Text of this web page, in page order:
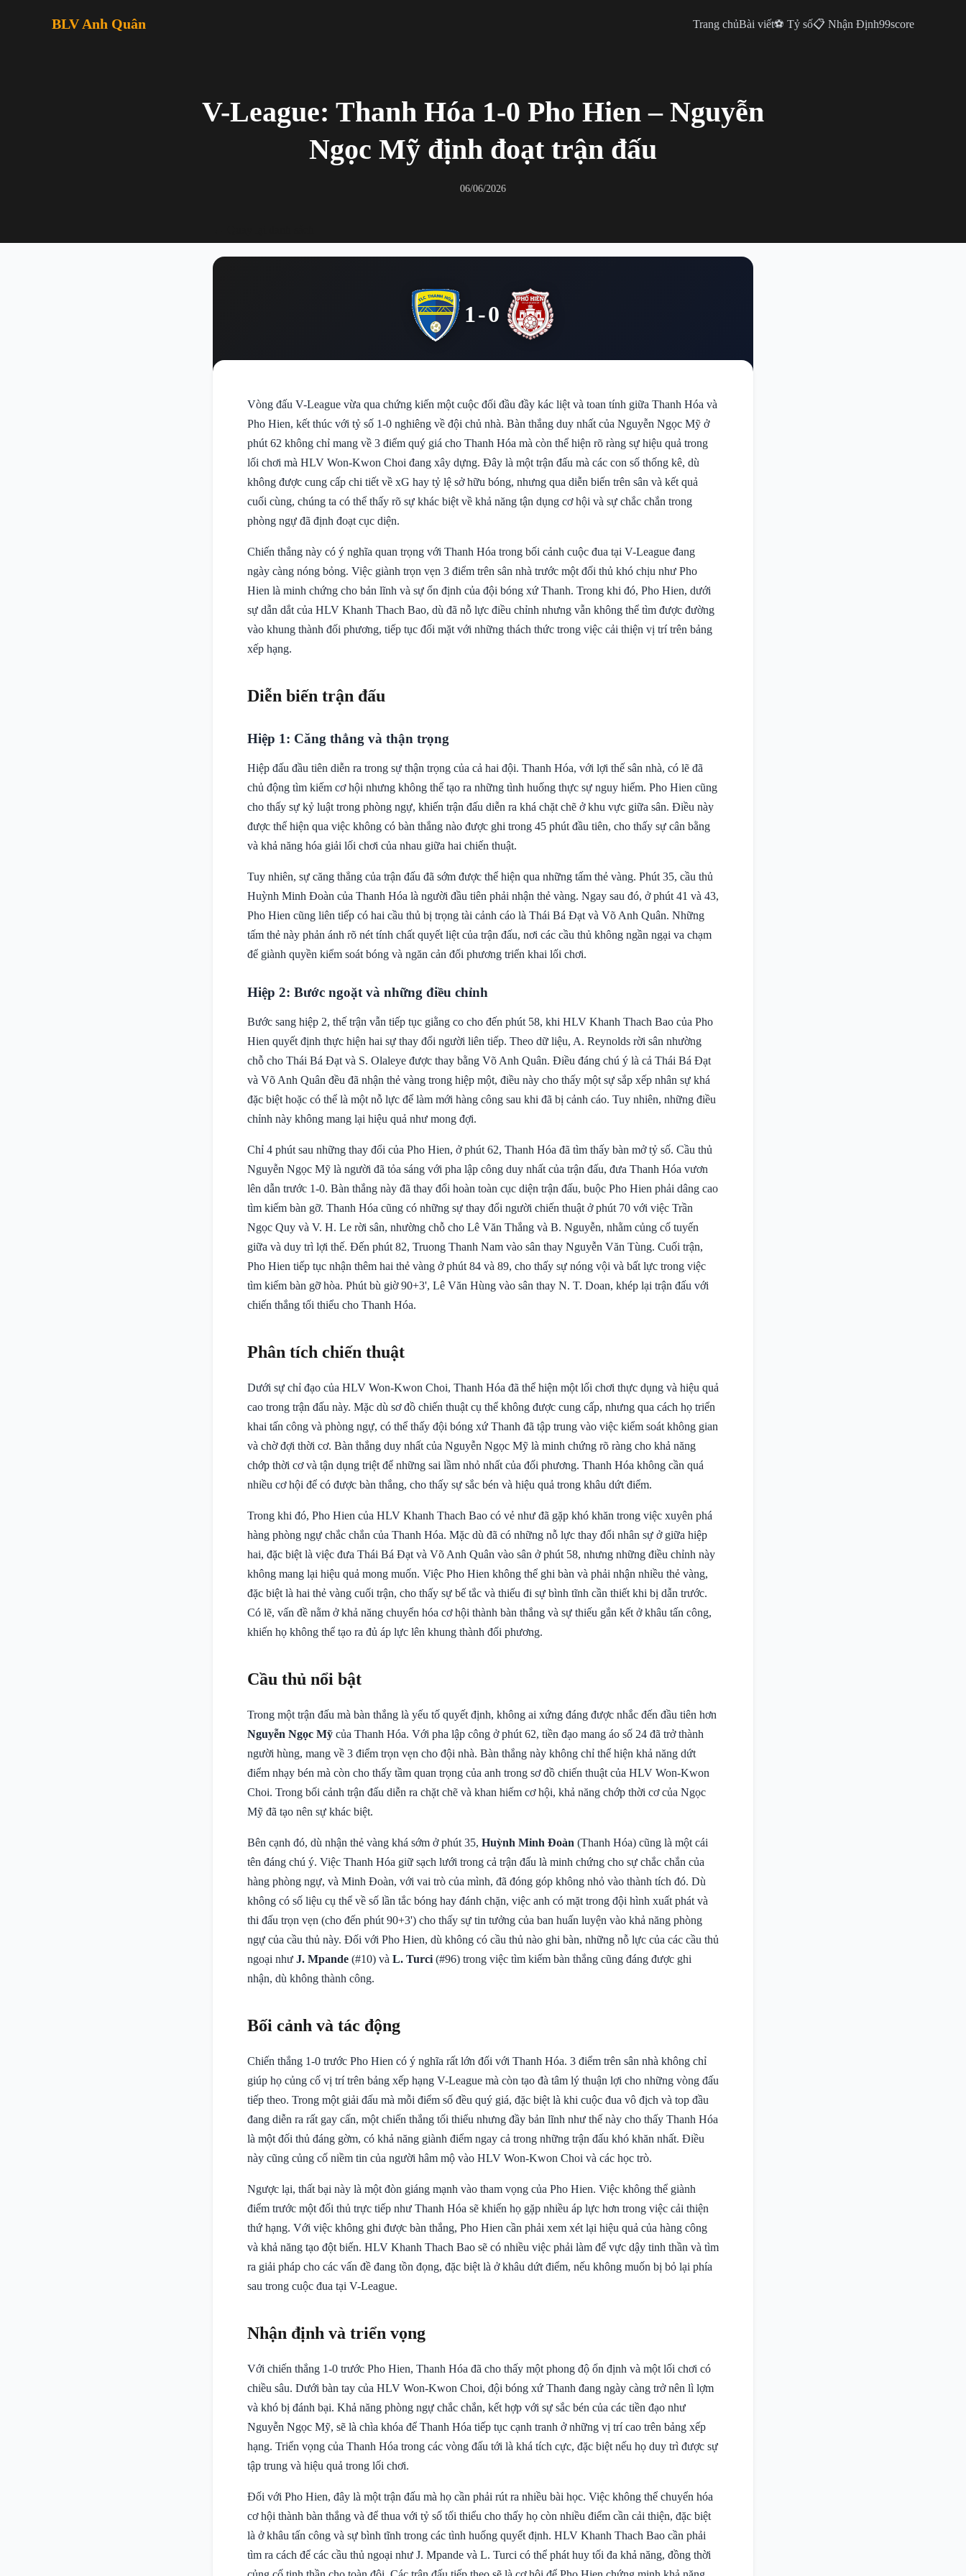
BLV Anh Quân Trang chủBài viết⚽ Tỷ số📋 Nhận Định99score
V-League: Thanh Hóa 1-0 Pho Hien – Nguyễn
Ngọc Mỹ định đoạt trận đấu
06/06/2026
1-0
Vòng đấu V-League vừa qua chứng kiến một cuộc đối đầu đầy kác liệt và toan tính giữa Thanh Hóa và
Pho Hien, kết thúc với tỷ số 1-0 nghiêng về đội chủ nhà. Bàn thắng duy nhất của Nguyễn Ngọc Mỹ ở
phút 62 không chỉ mang về 3 điểm quý giá cho Thanh Hóa mà còn thể hiện rõ ràng sự hiệu quả trong
lối chơi mà HLV Won-Kwon Choi đang xây dựng. Đây là một trận đấu mà các con số thống kê, dù
không được cung cấp chi tiết về xG hay tỷ lệ sở hữu bóng, nhưng qua diễn biến trên sân và kết quả
cuối cùng, chúng ta có thể thấy rõ sự khác biệt về khả năng tận dụng cơ hội và sự chắc chắn trong
phòng ngự đã định đoạt cục diện.
Chiến thắng này có ý nghĩa quan trọng với Thanh Hóa trong bối cảnh cuộc đua tại V-League đang
ngày càng nóng bỏng. Việc giành trọn vẹn 3 điểm trên sân nhà trước một đối thủ khó chịu như Pho
Hien là minh chứng cho bản lĩnh và sự ổn định của đội bóng xứ Thanh. Trong khi đó, Pho Hien, dưới
sự dẫn dắt của HLV Khanh Thach Bao, dù đã nỗ lực điều chỉnh nhưng vẫn không thể tìm được đường
vào khung thành đối phương, tiếp tục đối mặt với những thách thức trong việc cải thiện vị trí trên bảng
xếp hạng.
Diễn biến trận đấu
Hiệp 1: Căng thẳng và thận trọng
Hiệp đấu đầu tiên diễn ra trong sự thận trọng của cả hai đội. Thanh Hóa, với lợi thế sân nhà, có lẽ đã
chủ động tìm kiếm cơ hội nhưng không thể tạo ra những tình huống thực sự nguy hiểm. Pho Hien cũng
cho thấy sự kỷ luật trong phòng ngự, khiến trận đấu diễn ra khá chặt chẽ ở khu vực giữa sân. Điều này
được thể hiện qua việc không có bàn thắng nào được ghi trong 45 phút đầu tiên, cho thấy sự cân bằng
và khả năng hóa giải lối chơi của nhau giữa hai chiến thuật.
Tuy nhiên, sự căng thẳng của trận đấu đã sớm được thể hiện qua những tấm thẻ vàng. Phút 35, cầu thủ
Huỳnh Minh Đoàn của Thanh Hóa là người đầu tiên phải nhận thẻ vàng. Ngay sau đó, ở phút 41 và 43,
Pho Hien cũng liên tiếp có hai cầu thủ bị trọng tài cảnh cáo là Thái Bá Đạt và Võ Anh Quân. Những
tấm thẻ này phản ánh rõ nét tính chất quyết liệt của trận đấu, nơi các cầu thủ không ngần ngại va chạm
để giành quyền kiểm soát bóng và ngăn cản đối phương triển khai lối chơi.
Hiệp 2: Bước ngoặt và những điều chỉnh
Bước sang hiệp 2, thế trận vẫn tiếp tục giằng co cho đến phút 58, khi HLV Khanh Thach Bao của Pho
Hien quyết định thực hiện hai sự thay đổi người liên tiếp. Theo dữ liệu, A. Reynolds rời sân nhường
chỗ cho Thái Bá Đạt và S. Olaleye được thay bằng Võ Anh Quân. Điều đáng chú ý là cả Thái Bá Đạt
và Võ Anh Quân đều đã nhận thẻ vàng trong hiệp một, điều này cho thấy một sự sắp xếp nhân sự khá
đặc biệt hoặc có thể là một nỗ lực để làm mới hàng công sau khi đã bị cảnh cáo. Tuy nhiên, những điều
chỉnh này không mang lại hiệu quả như mong đợi.
Chỉ 4 phút sau những thay đổi của Pho Hien, ở phút 62, Thanh Hóa đã tìm thấy bàn mở tỷ số. Cầu thủ
Nguyễn Ngọc Mỹ là người đã tỏa sáng với pha lập công duy nhất của trận đấu, đưa Thanh Hóa vươn
lên dẫn trước 1-0. Bàn thắng này đã thay đổi hoàn toàn cục diện trận đấu, buộc Pho Hien phải dâng cao
tìm kiếm bàn gỡ. Thanh Hóa cũng có những sự thay đổi người chiến thuật ở phút 70 với việc Trần
Ngọc Quy và V. H. Le rời sân, nhường chỗ cho Lê Văn Thắng và B. Nguyễn, nhằm củng cố tuyến
giữa và duy trì lợi thế. Đến phút 82, Truong Thanh Nam vào sân thay Nguyễn Văn Tùng. Cuối trận,
Pho Hien tiếp tục nhận thêm hai thẻ vàng ở phút 84 và 89, cho thấy sự nóng vội và bất lực trong việc
tìm kiếm bàn gỡ hòa. Phút bù giờ 90+3', Lê Văn Hùng vào sân thay N. T. Doan, khép lại trận đấu với
chiến thắng tối thiểu cho Thanh Hóa.
Phân tích chiến thuật
Dưới sự chỉ đạo của HLV Won-Kwon Choi, Thanh Hóa đã thể hiện một lối chơi thực dụng và hiệu quả
cao trong trận đấu này. Mặc dù sơ đồ chiến thuật cụ thể không được cung cấp, nhưng qua cách họ triển
khai tấn công và phòng ngự, có thể thấy đội bóng xứ Thanh đã tập trung vào việc kiểm soát không gian
và chờ đợi thời cơ. Bàn thắng duy nhất của Nguyễn Ngọc Mỹ là minh chứng rõ ràng cho khả năng
chớp thời cơ và tận dụng triệt để những sai lầm nhỏ nhất của đối phương. Thanh Hóa không cần quá
nhiều cơ hội để có được bàn thắng, cho thấy sự sắc bén và hiệu quả trong khâu dứt điểm.
Trong khi đó, Pho Hien của HLV Khanh Thach Bao có vẻ như đã gặp khó khăn trong việc xuyên phá
hàng phòng ngự chắc chắn của Thanh Hóa. Mặc dù đã có những nỗ lực thay đổi nhân sự ở giữa hiệp
hai, đặc biệt là việc đưa Thái Bá Đạt và Võ Anh Quân vào sân ở phút 58, nhưng những điều chỉnh này
không mang lại hiệu quả mong muốn. Việc Pho Hien không thể ghi bàn và phải nhận nhiều thẻ vàng,
đặc biệt là hai thẻ vàng cuối trận, cho thấy sự bế tắc và thiếu đi sự bình tĩnh cần thiết khi bị dẫn trước.
Có lẽ, vấn đề nằm ở khả năng chuyển hóa cơ hội thành bàn thắng và sự thiếu gắn kết ở khâu tấn công,
khiến họ không thể tạo ra đủ áp lực lên khung thành đối phương.
Cầu thủ nổi bật
Trong một trận đấu mà bàn thắng là yếu tố quyết định, không ai xứng đáng được nhắc đến đầu tiên hơn
Nguyễn Ngọc Mỹ của Thanh Hóa. Với pha lập công ở phút 62, tiền đạo mang áo số 24 đã trở thành
người hùng, mang về 3 điểm trọn vẹn cho đội nhà. Bàn thắng này không chỉ thể hiện khả năng dứt
điểm nhạy bén mà còn cho thấy tầm quan trọng của anh trong sơ đồ chiến thuật của HLV Won-Kwon
Choi. Trong bối cảnh trận đấu diễn ra chặt chẽ và khan hiếm cơ hội, khả năng chớp thời cơ của Ngọc
Mỹ đã tạo nên sự khác biệt.
Bên cạnh đó, dù nhận thẻ vàng khá sớm ở phút 35, Huỳnh Minh Đoàn (Thanh Hóa) cũng là một cái
tên đáng chú ý. Việc Thanh Hóa giữ sạch lưới trong cả trận đấu là minh chứng cho sự chắc chắn của
hàng phòng ngự, và Minh Đoàn, với vai trò của mình, đã đóng góp không nhỏ vào thành tích đó. Dù
không có số liệu cụ thể về số lần tắc bóng hay đánh chặn, việc anh có mặt trong đội hình xuất phát và
thi đấu trọn vẹn (cho đến phút 90+3') cho thấy sự tin tưởng của ban huấn luyện vào khả năng phòng
ngự của cầu thủ này. Đối với Pho Hien, dù không có cầu thủ nào ghi bàn, những nỗ lực của các cầu thủ
ngoại như J. Mpande (#10) và L. Turci (#96) trong việc tìm kiếm bàn thắng cũng đáng được ghi
nhận, dù không thành công.
Bối cảnh và tác động
Chiến thắng 1-0 trước Pho Hien có ý nghĩa rất lớn đối với Thanh Hóa. 3 điểm trên sân nhà không chỉ
giúp họ củng cố vị trí trên bảng xếp hạng V-League mà còn tạo đà tâm lý thuận lợi cho những vòng đấu
tiếp theo. Trong một giải đấu mà mỗi điểm số đều quý giá, đặc biệt là khi cuộc đua vô địch và top đầu
đang diễn ra rất gay cấn, một chiến thắng tối thiểu nhưng đầy bản lĩnh như thế này cho thấy Thanh Hóa
là một đối thủ đáng gờm, có khả năng giành điểm ngay cả trong những trận đấu khó khăn nhất. Điều
này cũng củng cố niềm tin của người hâm mộ vào HLV Won-Kwon Choi và các học trò.
Ngược lại, thất bại này là một đòn giáng mạnh vào tham vọng của Pho Hien. Việc không thể giành
điểm trước một đối thủ trực tiếp như Thanh Hóa sẽ khiến họ gặp nhiều áp lực hơn trong việc cải thiện
thứ hạng. Với việc không ghi được bàn thắng, Pho Hien cần phải xem xét lại hiệu quả của hàng công
và khả năng tạo đột biến. HLV Khanh Thach Bao sẽ có nhiều việc phải làm để vực dậy tinh thần và tìm
ra giải pháp cho các vấn đề đang tồn đọng, đặc biệt là ở khâu dứt điểm, nếu không muốn bị bỏ lại phía
sau trong cuộc đua tại V-League.
Nhận định và triển vọng
Với chiến thắng 1-0 trước Pho Hien, Thanh Hóa đã cho thấy một phong độ ổn định và một lối chơi có
chiều sâu. Dưới bàn tay của HLV Won-Kwon Choi, đội bóng xứ Thanh đang ngày càng trở nên lì lợm
và khó bị đánh bại. Khả năng phòng ngự chắc chắn, kết hợp với sự sắc bén của các tiền đạo như
Nguyễn Ngọc Mỹ, sẽ là chìa khóa để Thanh Hóa tiếp tục cạnh tranh ở những vị trí cao trên bảng xếp
hạng. Triển vọng của Thanh Hóa trong các vòng đấu tới là khá tích cực, đặc biệt nếu họ duy trì được sự
tập trung và hiệu quả trong lối chơi.
Đối với Pho Hien, đây là một trận đấu mà họ cần phải rút ra nhiều bài học. Việc không thể chuyển hóa
cơ hội thành bàn thắng và để thua với tỷ số tối thiểu cho thấy họ còn nhiều điểm cần cải thiện, đặc biệt
là ở khâu tấn công và sự bình tĩnh trong các tình huống quyết định. HLV Khanh Thach Bao cần phải
tìm ra cách để các cầu thủ ngoại như J. Mpande và L. Turci có thể phát huy tối đa khả năng, đồng thời